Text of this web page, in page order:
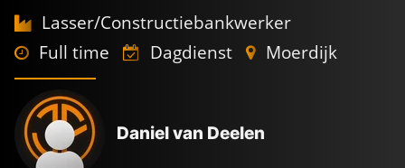
Lasser/Constructiebankwerker
Full time
Dagdienst Moerdijk
Daniel van Deelen